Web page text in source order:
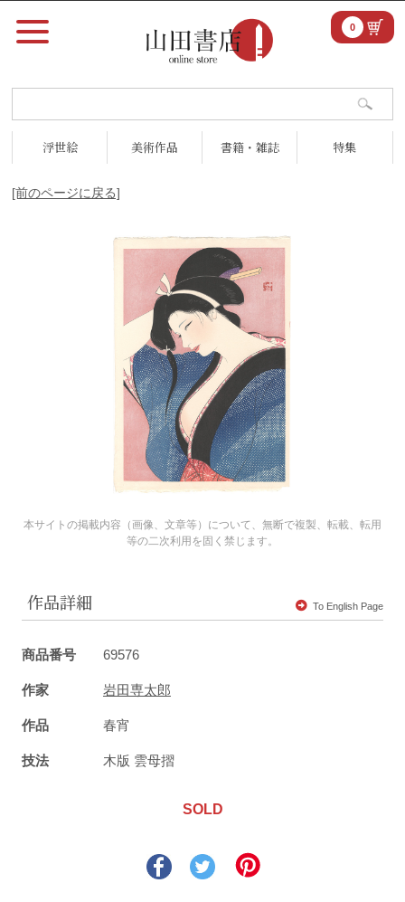
浮世絵 美術作品 書籍・雑誌 特集
0
[前のページに戻る]
本サイトの掲載内容（画像、文章等）について、無断で複製、転載、転用
等の二次利用を固く禁じます。
作品詳細 To English Page
商品番号 69576
作家 岩田専太郎
作品 春宵
技法 木版 雲母摺
SOLD